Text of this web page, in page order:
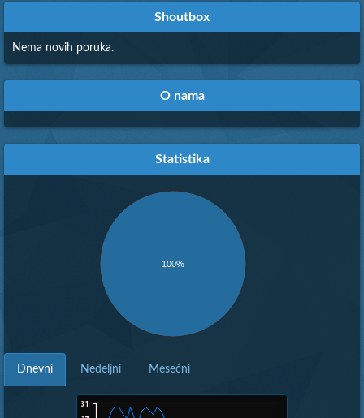
Shoutbox
Nema novih poruka.
O nama
Statistika
100%
Dnevni Nedeljni Mesečni